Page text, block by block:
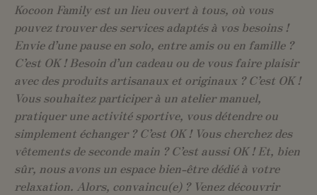
Kocoon Family est un lieu ouvert à tous, où vous
pouvez trouver des services adaptés à vos besoins !
Envie d’une pause en solo, entre amis ou en famille ?
C’est OK ! Besoin d’un cadeau ou de vous faire plaisir
avec des produits artisanaux et originaux ? C’est OK !
Vous souhaitez participer à un atelier manuel,
pratiquer une activité sportive, vous détendre ou
simplement échanger ? C’est OK ! Vous cherchez des
vêtements de seconde main ? C’est aussi OK ! Et, bien
sûr, nous avons un espace bien-être dédié à votre
relaxation. Alors, convaincu(e) ? Venez découvrir